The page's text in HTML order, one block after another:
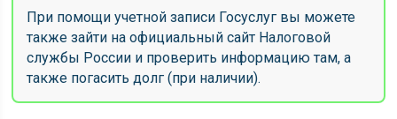
При помощи учетной записи Госуслуг вы можете
также зайти на официальный сайт Налоговой
службы России и проверить информацию там, а
также погасить долг (при наличии).